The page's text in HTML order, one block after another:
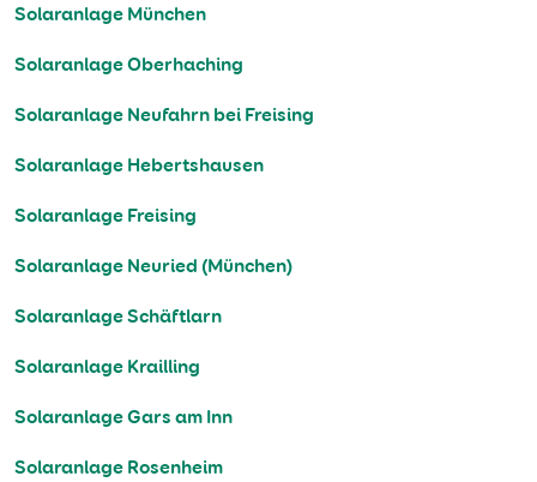
Solaranlage München
Solaranlage Oberhaching
Solaranlage Neufahrn bei Freising
Solaranlage Hebertshausen
Solaranlage Freising
Solaranlage Neuried (München)
Solaranlage Schäftlarn
Solaranlage Krailling
Solaranlage Gars am Inn
Solaranlage Rosenheim